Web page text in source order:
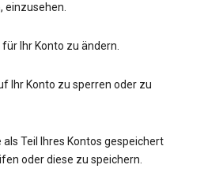
einzusehen.
Ihr Konto zu ändern.
Ihr Konto zu sperren oder zu
als Teil Ihres Kontos gespeichert
oder diese zu speichern.